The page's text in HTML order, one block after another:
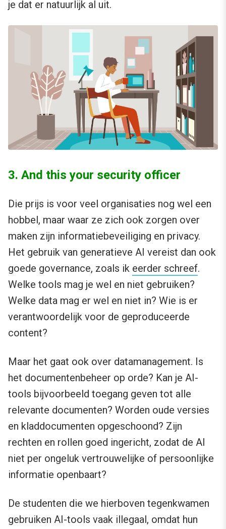
je dat er natuurlijk al uit.
3. And this your security officer
Die prijs is voor veel organisaties nog wel een
hobbel, maar waar ze zich ook zorgen over
maken zijn informatiebeveiliging en privacy.
Het gebruik van generatieve AI vereist dan ook
goede governance, zoals ik eerder schreef.
Welke tools mag je wel en niet gebruiken?
Welke data mag er wel en niet in? Wie is er
verantwoordelijk voor de geproduceerde
content?
Maar het gaat ook over datamanagement. Is
het documentenbeheer op orde? Kan je AI-
tools bijvoorbeeld toegang geven tot alle
relevante documenten? Worden oude versies
en kladdocumenten opgeschoond? Zijn
rechten en rollen goed ingericht, zodat de AI
niet per ongeluk vertrouwelijke of persoonlijke
informatie openbaart?
De studenten die we hierboven tegenkwamen
gebruiken AI-tools vaak illegaal, omdat hun